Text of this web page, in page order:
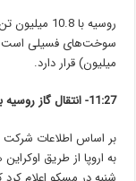
روسیه با
میلیون) قرار دارد.‎
11:27- انتقال گاز روسیه به اوکراین همچنان در سطح بالایی ادامه دارد
بر اساس اطلاعات شرکت
به اروپا از طریق